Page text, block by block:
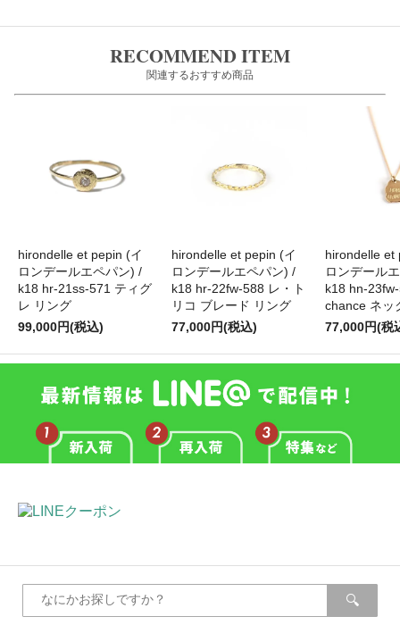
RECOMMEND ITEM
関連するおすすめ商品
hirondelle et pepin (イ
ロンデールエペパン) /
k18 hr-21ss-571 ティグ
レ リング
99,000円(税込)
hirondelle et pepin (イ
ロンデールエペパン) /
k18 hr-22fw-588 レ・ト
リコ ブレード リング
77,000円(税込)
hirondelle et
ロンデール
k18 hn-
chance ネッ
77,000円(税